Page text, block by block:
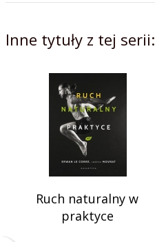
Inne tytuły z tej serii:
Ruch naturalny w
praktyce